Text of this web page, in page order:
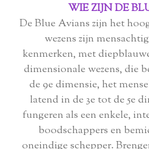
WIE ZIJN DE
De Blue Avians zijn het
wezens zijn
kenmerken, met
dimensionale wezens, die
de 9e dimensie, het
latend in de 3e tot de 5e
fungeren als een enkele,
boodschappers en
oneindige schepper.